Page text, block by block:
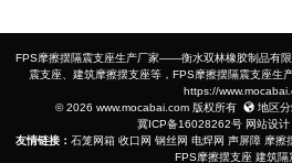
FPS摩擦摆隔震支座生产厂家——衡水双林橡胶制品有
震支座、建筑摩擦摆支座等，FPS摩擦摆隔震支座生
https://
© 2026 www.mocabai.com 版权所有
地区分
冀ICP备16028262号网站设计
友情链接： 石笼网箱 收口网 钢丝网 电焊网 声屏障 摩擦
FPS摩擦摆支座 建筑隔